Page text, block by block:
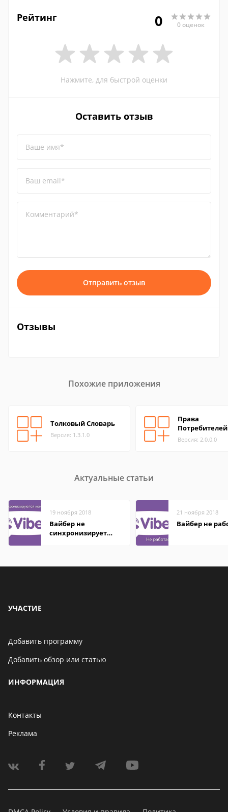
Рейтинг 0 0 оценок
Нажмите, для быстрой оценки
Оставить отзыв
Ваше имя*
Ваш email*
Комментарий*
Отправить отзыв
Отзывы
Похожие приложения
Толковый Словарь
Версия: 1.3.1.0
Права
Потребителей
Версия: 2.0.0.0
Актуальные статьи
19 ноября 2018
Вайбер не
синхронизирует
21 ноября 2018
Вайбер не
УЧАСТИЕ
Добавить программу
Добавить обзор или статью
ИНФОРМАЦИЯ
Контакты
Реклама